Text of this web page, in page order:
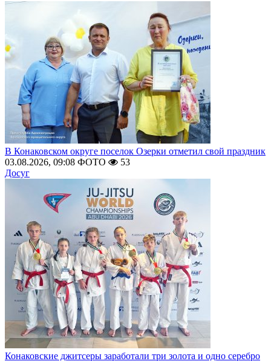
В Конаковском округе поселок Озерки отметил свой праздник
03.08.2026, 09:08 ФОТО
53
Досуг
Конаковские джитсеры заработали три золота и одно серебро